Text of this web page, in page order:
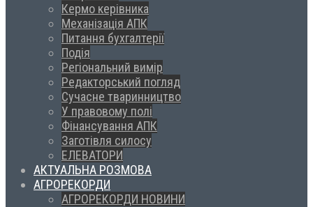
Кермо керівника
Механізація АПК
Питання бухгалтерії
Подія
Регіональний вимір
Редакторський погляд
Сучасне тваринництво
У правовому полі
Фінансування АПК
Заготівля силосу
ЕЛЕВАТОРИ
АКТУАЛЬНА РОЗМОВА
АГРОРЕКОРДИ
АГРОРЕКОРДИ НОВИНИ